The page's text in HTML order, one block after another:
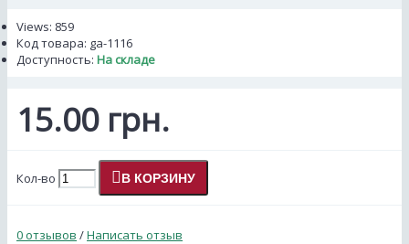
Views: 859
Код товара: ga-1116
Доступность: На складе
15.00 грн.
Кол-во В КОРЗИНУ
0 отзывов /Написать отзыв